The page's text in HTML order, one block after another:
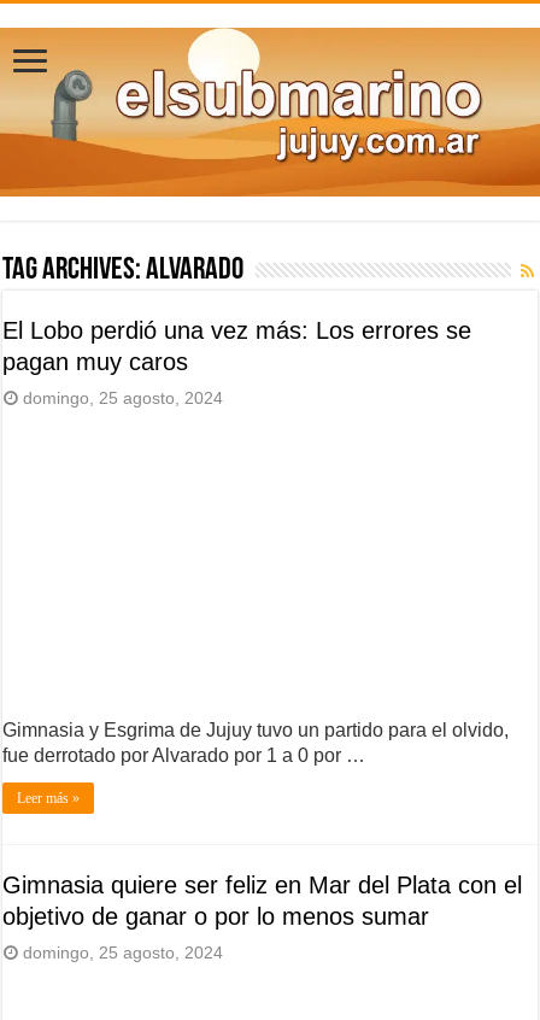
Tag Archives:Alvarado
El Lobo perdió una vez más: Los errores se
pagan muy caros
domingo, 25 agosto, 2024
Gimnasia y Esgrima de Jujuy tuvo un partido para el olvido,
fue derrotado por Alvarado por 1 a 0 por …
Leer más »
Gimnasia quiere ser feliz en Mar del Plata con el
objetivo de ganar o por lo menos sumar
domingo, 25 agosto, 2024